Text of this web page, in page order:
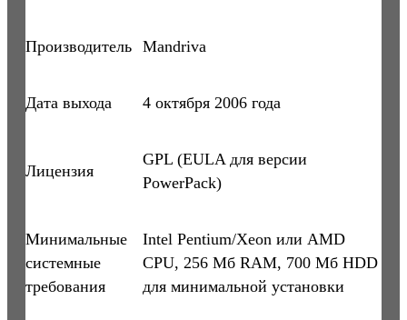
Производитель Mandriva
Дата выхода 4 октября 2006 года
Лицензия
GPL (EULA для версии
PowerPack)
Минимальные
системные
требования
Intel Pentium/Xeon или AMD
CPU, 256 Мб RAM, 700 Mб HDD
для минимальной установки